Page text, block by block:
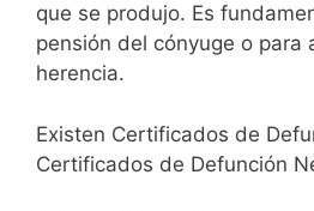
que se produjo. Es
pensión del cónyuge o para
herencia.
Existen Certificados de
Certificados de Defunción